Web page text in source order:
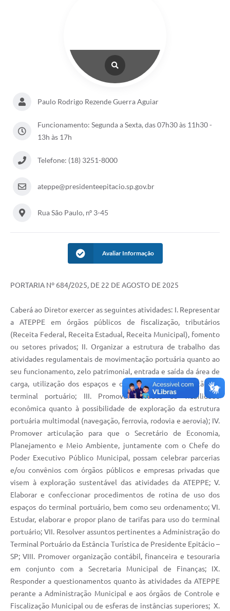
Paulo Rodrigo Rezende Guerra Aguiar
Funcionamento: Segunda a Sexta, das 07h30 às 11h30 -
13h às 17h
Telefone: (18) 3251-8000
ateppe@presidenteepitacio.sp.gov.br
Rua São Paulo, nº 3-45
Avaliar Informação
PORTARIA Nº 684/2025, DE 22 DE AGOSTO DE 2025
Caberá ao Diretor exercer as seguintes atividades: I. Representar
a ATEPPE em órgãos públicos de fiscalização, tributários
(Receita Federal, Receita Estadual, Receita Municipal), fomento
ou setores privados; II. Organizar a estrutura de trabalho das
atividades regulamentais de movimentação portuária quanto ao
seu funcionamento, zelo patrimonial, entrada e saída da área de
carga, utilização dos espaços e ordenamento de operação de
terminal portuário; III. Promover estudos de viabilidade
econômica quanto à possibilidade de exploração da estrutura
portuária multimodal (navegação, ferrovia, rodovia e aerovia); IV.
Promover articulação para que o Secretário de Economia,
Planejamento e Meio Ambiente, juntamente com o Chefe do
Poder Executivo Público Municipal, possam celebrar parcerias
e/ou convênios com órgãos públicos e empresas privadas que
visem à exploração sustentável das atividades da ATEPPE; V.
Elaborar e confeccionar procedimentos de rotina de uso dos
espaços do terminal portuário, bem como seu ordenamento; VI.
Estudar, elaborar e propor plano de tarifas para uso do terminal
portuário; VII. Resolver assuntos pertinentes a Administração do
Terminal Portuário da Estância Turística de Presidente Epitácio –
SP; VIII. Promover organização contábil, financeira e tesouraria
em conjunto com a Secretaria Municipal de Finanças; IX.
Responder a questionamentos quanto às atividades da ATEPPE
perante a Administração Municipal e aos órgãos de Controle e
Fiscalização Municipal ou de esferas de instâncias superiores; X.